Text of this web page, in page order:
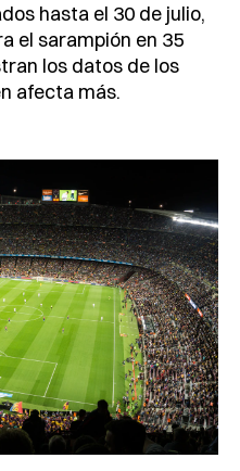
hasta el 30 de julio,
el sarampión en 35
los datos de los
afecta más.